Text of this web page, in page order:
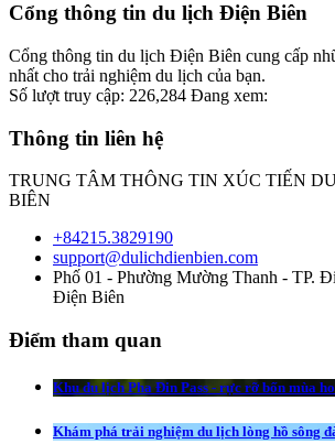
Cổng thông tin du lịch Điện Biên
Cổng thông tin du lịch Điện Biên cung cấp
nhất cho trải nghiệm du lịch của bạn.
Số lượt truy cập: 226,284 Đang xem:
Thông tin liên hệ
TRUNG TÂM THÔNG TIN XÚC TIẾN
BIÊN
+84215.3829190
support@dulichdienbien.com
Phố 01 - Phường Mường Thanh - TP.
Điện Biên
Điểm tham quan
Khu du lịch Pha Đin Pass - rực rỡ bốn mùa
Khám phá trải nghiệm du lịch lòng hồ sông